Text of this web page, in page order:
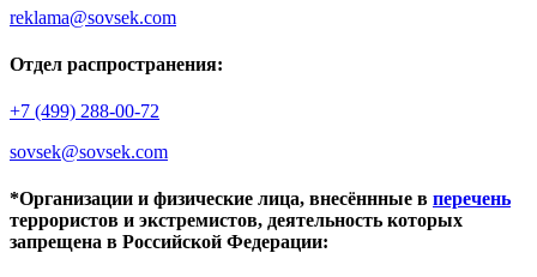
reklama@sovsek.com
Отдел распространения:
+7 (499) 288-00-72
sovsek@sovsek.com
*Организации и физические лица, внесённные в перечень
террористов и экстремистов, деятельность которых
запрещена в Российской Федерации: